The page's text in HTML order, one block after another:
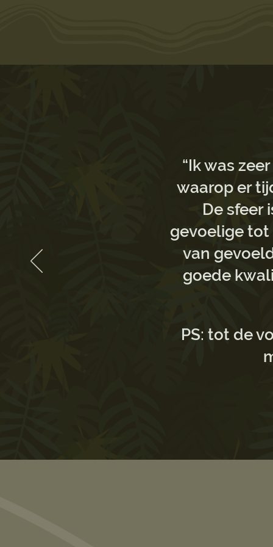
“Ik was
waarop er
De sfeer
gevoelige tot
van
goede
PS: tot de